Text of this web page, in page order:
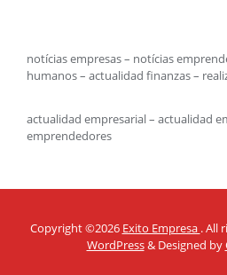
notícias empresas – notícias
humanos – actualidad finanzas –
actualidad empresarial – actualidad
emprendedores
Copyright ©2026 Exito Empresa . All
WordPress& Designed by